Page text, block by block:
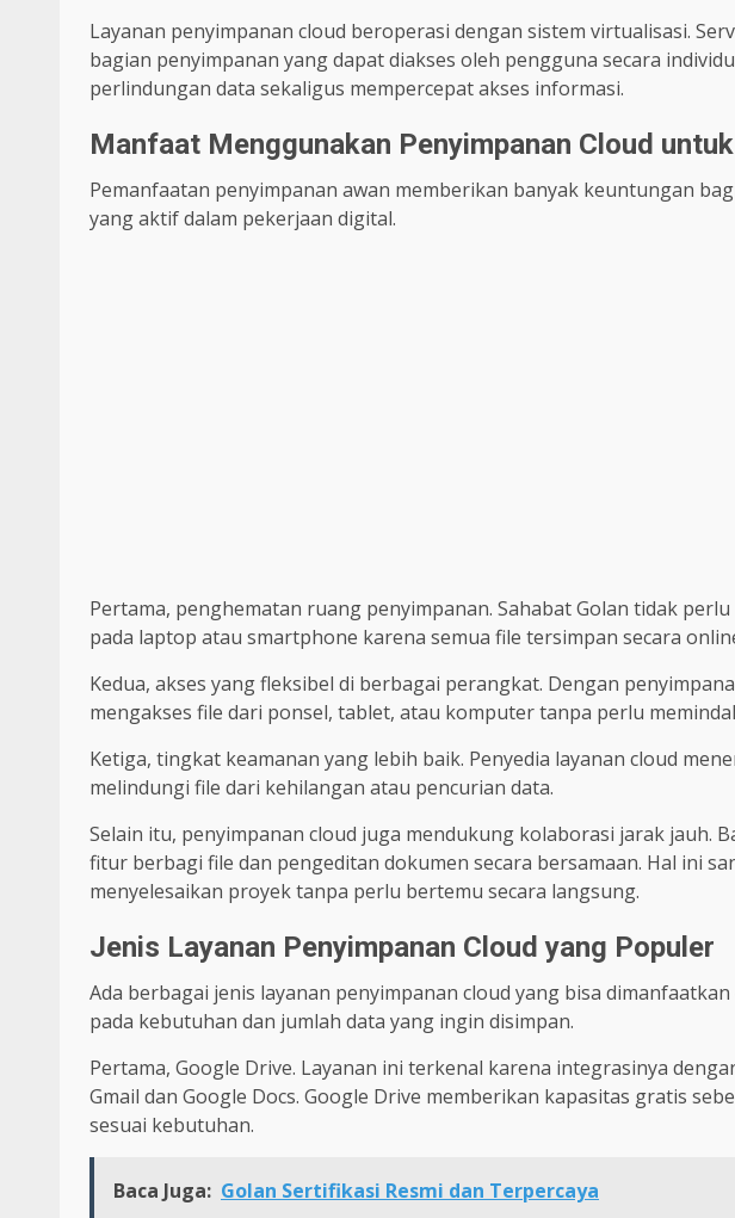
Layanan penyimpanan cloud beroperasi dengan sistem virtualisasi.
bagian penyimpanan yang dapat diakses oleh pengguna secara
perlindungan data sekaligus mempercepat akses informasi.
Manfaat Menggunakan Penyimpanan Cloud
Pemanfaatan penyimpanan awan memberikan banyak keuntungan
yang aktif dalam pekerjaan digital.
Pertama, penghematan ruang penyimpanan. Sahabat Golan tidak
pada laptop atau smartphone karena semua file tersimpan secara
Kedua, akses yang fleksibel di berbagai perangkat. Dengan
mengakses file dari ponsel, tablet, atau komputer tanpa perlu
Ketiga, tingkat keamanan yang lebih baik. Penyedia layanan cloud
melindungi file dari kehilangan atau pencurian data.
Selain itu, penyimpanan cloud juga mendukung kolaborasi jarak jauh.
fitur berbagi file dan pengeditan dokumen secara bersamaan. Hal ini
menyelesaikan proyek tanpa perlu bertemu secara langsung.
Jenis Layanan Penyimpanan Cloud yang Populer
Ada berbagai jenis layanan penyimpanan cloud yang bisa
pada kebutuhan dan jumlah data yang ingin disimpan.
Pertama, Google Drive. Layanan ini terkenal karena integrasinya
Gmail dan Google Docs. Google Drive memberikan kapasitas gratis
sesuai kebutuhan.
Baca Juga: Golan Sertifikasi Resmi dan Terpercaya